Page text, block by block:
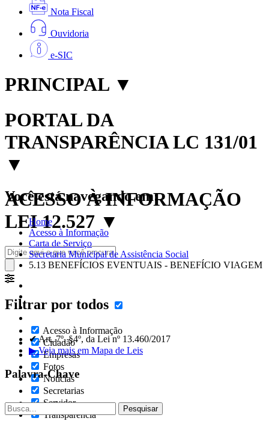
Nota Fiscal
Ouvidoria
e-SIC
PRINCIPAL ▼
PORTAL DA
TRANSPARÊNCIA LC 131/01
▼
ACESSO À INFORMAÇÃO
LEI 12.527 ▼
Filtrar por todos
Acesso à Informação
Cidadão
Empresas
Fotos
Notícias
Secretarias
Servidor
Transparência
Você está navegando em:
Home
Acesso à Informação
Carta de Serviço
Secretaria Municipal de Assistência Social
5.13 BENEFÍCIOS EVENTUAIS - BENEFÍCIO VIAGEM
✔ Art. 7º, §4º, da Lei nº 13.460/2017
▶ Veja mais em Mapa de Leis
Palavra-Chave